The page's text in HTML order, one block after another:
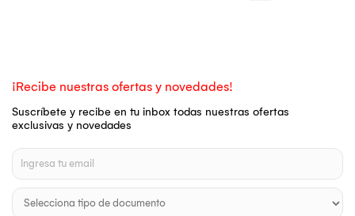
¡Recibe nuestras ofertas y novedades!
Suscríbete y recibe en tu inbox todas nuestras ofertas
exclusivas y novedades